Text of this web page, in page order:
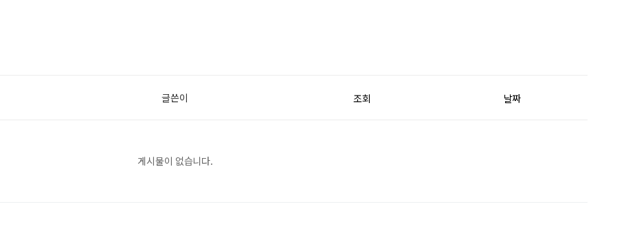
글쓴이 조회 날짜
게시물이 없습니다.